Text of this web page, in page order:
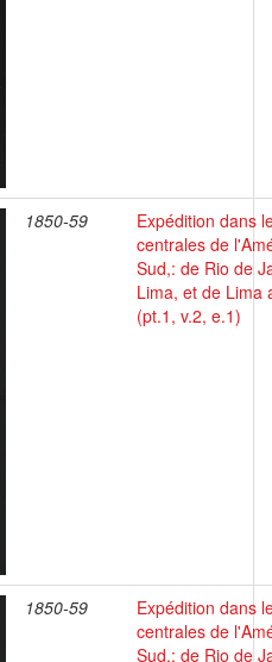
1850-59
Expédition dans
centrales de
Sud,: de Rio de
Lima, et de Lima
(pt.1, v.2, e.1)
1850-59
Expédition dans
centrales de
Sud,: de Rio de